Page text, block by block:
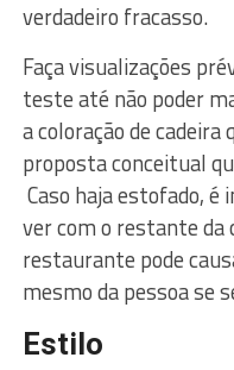
verdadeiro fracasso.
Faça visualizações
teste até não poder
a coloração de cadeira
proposta conceitual
Caso haja estofado,
ver com o restante da
restaurante pode
mesmo da pessoa se
Estilo